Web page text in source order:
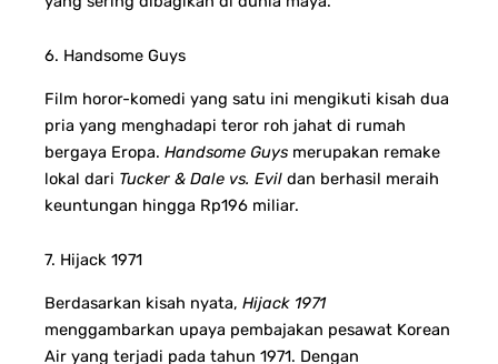
6. Handsome Guys
Film horor-komedi yang satu ini mengikuti kisah dua
pria yang menghadapi teror roh jahat di rumah
bergaya Eropa. Handsome Guys merupakan remake
lokal dari Tucker & Dale vs. Evil dan berhasil meraih
keuntungan hingga Rp196 miliar.
7. Hijack 1971
Berdasarkan kisah nyata, Hijack 1971
menggambarkan upaya pembajakan pesawat Korean
Air yang terjadi pada tahun 1971. Dengan